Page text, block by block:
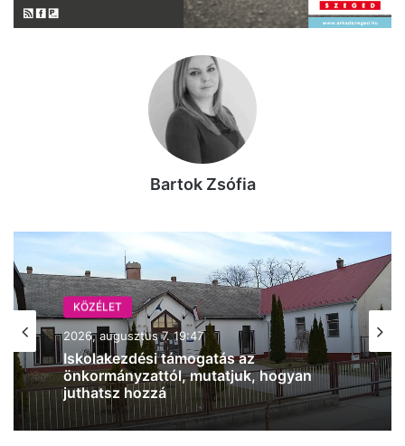
Bartok Zsófia
KÖZÉLET
2026, augusztus 7. 19:47
KÖZÉLET
2026, augusztus 7. 18:36
Ismét Mészáros érdekeltségű cég nyert
közbeszerzést, Vitézy Dávid is
megszólalt az ügyben